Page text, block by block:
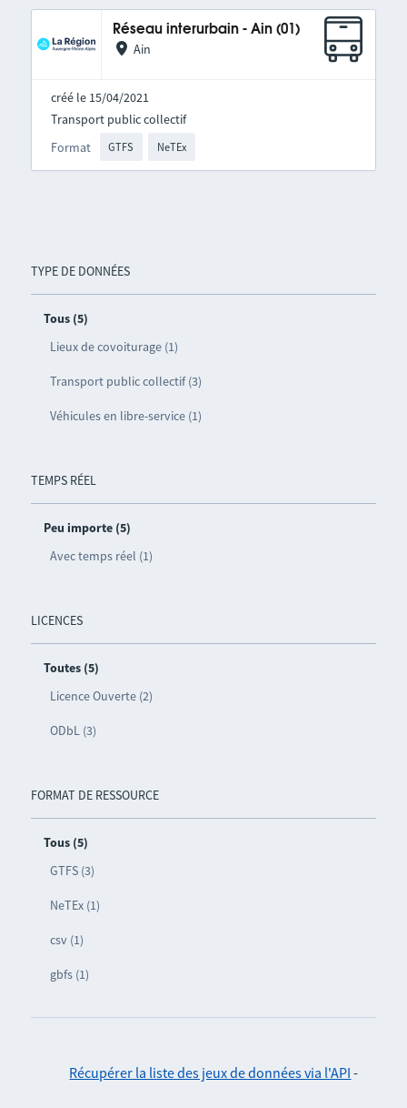
TYPE DE DONNÉES
Tous (5)
Lieux de covoiturage (1)
Transport public collectif (3)
Véhicules en libre-service (1)
TEMPS RÉEL
Peu importe (5)
Avec temps réel (1)
LICENCES
Toutes (5)
Licence Ouverte (2)
ODbL (3)
FORMAT DE RESSOURCE
Tous (5)
GTFS (3)
NeTEx (1)
csv (1)
gbfs (1)
Réseau interurbain - Ain (01)
Ain
créé le 15/04/2021
Format GTFS NeTEx
Transport public collectif
Récupérer la liste des jeux de données via l'API -